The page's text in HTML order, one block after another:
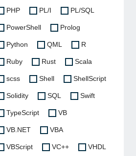
PHP PL/I PL/SQL
PowerShell Prolog
Python QML R
Ruby Rust Scala
scss Shell ShellScript
Solidity SQL Swift
TypeScript VB
VB.NET VBA
VBScript VC++ VHDL